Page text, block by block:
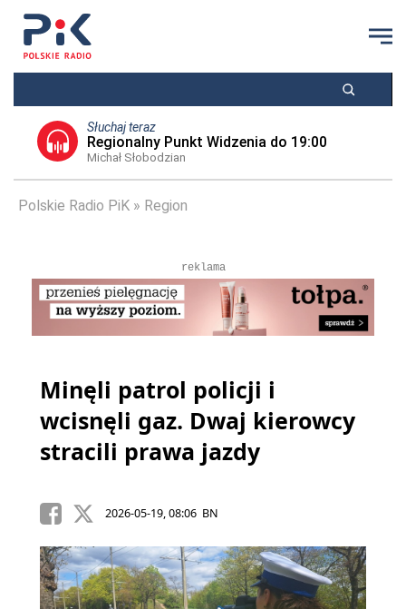
Słuchaj teraz
Regionalny Punkt Widzenia do 19:00
Michał Słobodzian
Polskie Radio PiK Region
reklama
Minęli patrol policji i
wcisnęli gaz. Dwaj kierowcy
stracili prawa jazdy
2026-05-19, 08:06 BN